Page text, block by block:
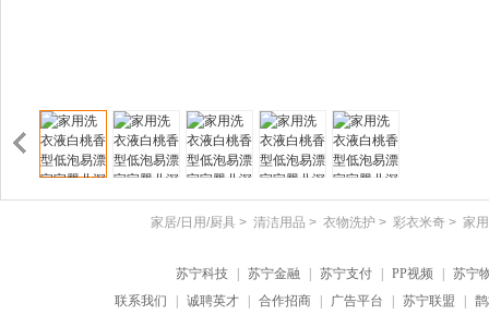
家居/日用/厨具 > 清洁用品 > 衣物洗护 > 彩衣米奇> 家
苏宁科技 苏宁金融 苏宁支付 PP视频
苏宁
联系我们
诚聘英才 合作招商 广告平台 苏宁联盟